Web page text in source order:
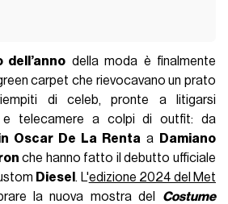
della moda è finalmente
carpet che rievocavano un prato
di celeb, pronte a litigarsi
e telecamere a colpi di outfit: da
Oscar De La Renta a
Damiano
che hanno fatto il debutto ufficiale
Diesel . L'edizione 2024 del Met
la nuova mostra del Costume